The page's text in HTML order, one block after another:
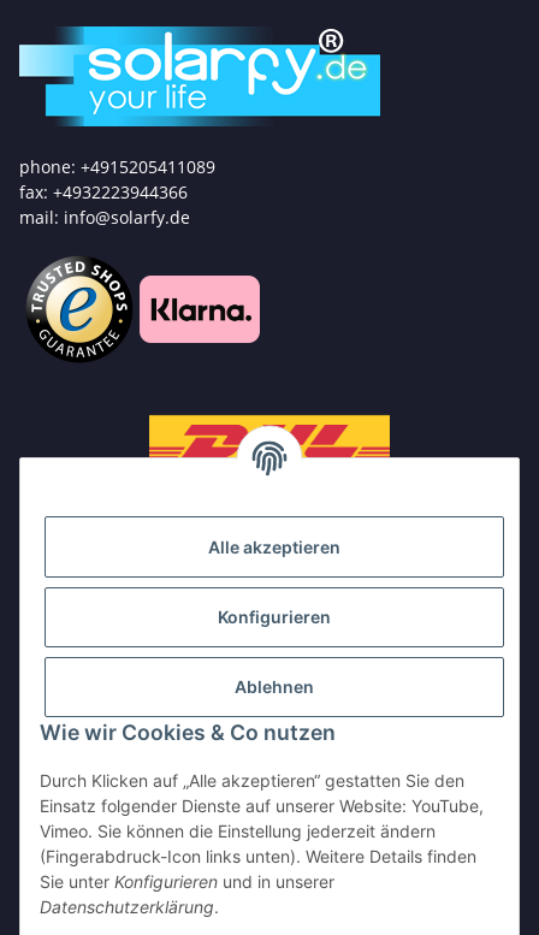
Alle akzeptieren
Konfigurieren
Ablehnen
Wie wir Cookies & Co nutzen
Durch Klicken auf „Alle akzeptieren“ gestatten Sie den
Einsatz folgender Dienste auf unserer Website: YouTube,
Vimeo. Sie können die Einstellung jederzeit ändern
(Fingerabdruck-Icon links unten). Weitere Details finden
Sie unter Konfigurieren und in unserer
Datenschutzerklärung.
phone: +4915205411089
fax: +4932223944366
mail: info@solarfy.de
Vertrag widerrufen